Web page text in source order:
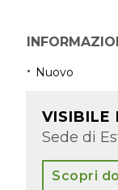
Nuovo
VISIBILE
Sede di
Scopri